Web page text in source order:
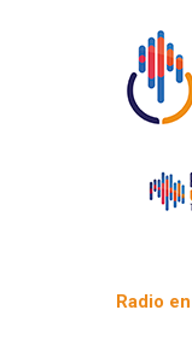
Radio